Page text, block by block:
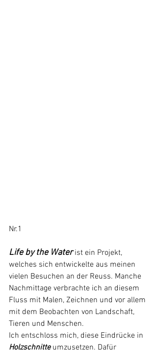
Nr.1
Life by the Water ist ein Projekt,
welches sich entwickelte aus meinen
vielen Besuchen an der Reuss. Manche
Nachmittage verbrachte ich an diesem
Fluss mit Malen, Zeichnen und vor allem
mit dem Beobachten von Landschaft,
Tieren und Menschen.
Ich entschloss mich, diese Eindrücke in
Holzschnitte umzusetzen. Dafür